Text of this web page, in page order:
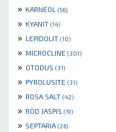
» KARNEOL (56)
» KYANIT (14)
» LEPIDOLIT (10)
» MICROCLINE (301)
» OTODUS (31)
» PYROLUSITE (31)
» ROSA SALT (42)
» RÖD JASPIS (19)
» SEPTARIA (26)